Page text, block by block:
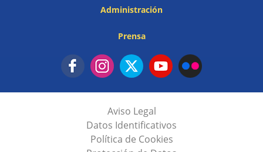
Administración
Prensa
Aviso Legal
Datos Identificativos
Política de Cookies